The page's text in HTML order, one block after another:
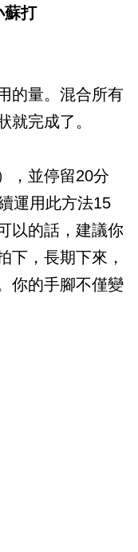
蘇打
的量。混合所有
就完成了。
，並停留20分
運用此方法15
以的話 ，建議你
下，長期下來，
你的手腳不僅變